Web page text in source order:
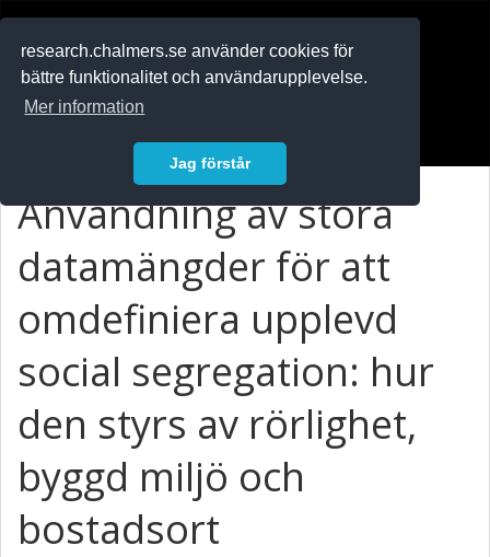
research.chalmers.se använder cookies för
bättre funktionalitet och användarupplevelse.
Mer information
Jag förstår
Användning av stora
datamängder för att
omdefiniera upplevd
social segregation: hur
den styrs av rörlighet,
byggd miljö och
bostadsort